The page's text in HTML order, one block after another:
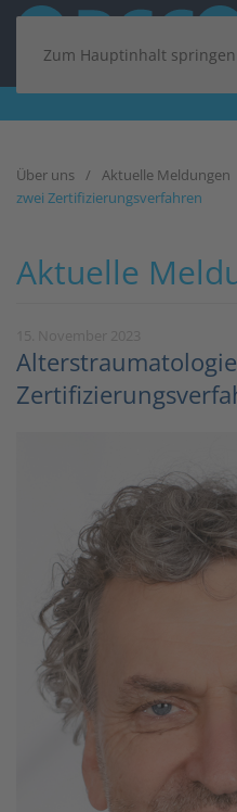
Zum Hauptinhalt springen
Über uns Aktuelle Meldungen
zwei Zertifizierungsverfahren
Aktuelle